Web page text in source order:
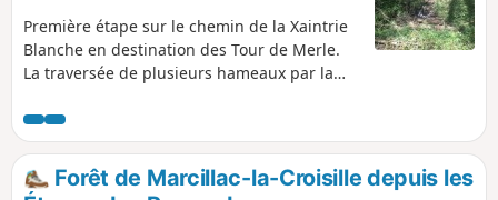
Première étape sur le chemin de la Xaintrie
Blanche en destination des Tour de Merle.
La traversée de plusieurs hameaux par la
et rocailleux.
Forêt de Marcillac-la-Croisille depuis les